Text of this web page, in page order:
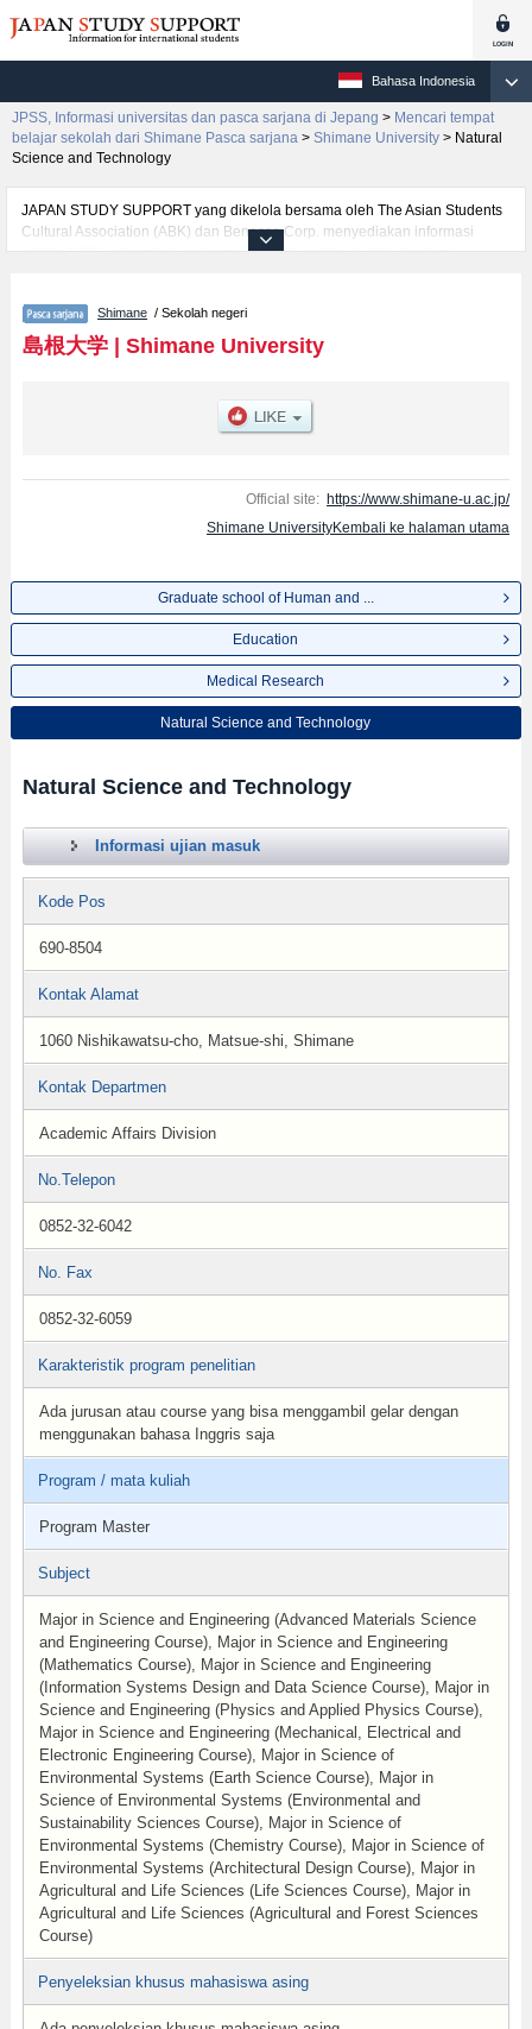
Bahasa Indonesia
JPSS, Informasi universitas dan pasca sarjana di Jepang > Mencari tempat
belajar sekolah dari Shimane Pasca sarjana > Shimane University > Natural
Science and Technology
JAPAN STUDY SUPPORT yang dikelola bersama oleh The Asian Students
Cultural Association (ABK) dan Benesse Corp. menyediakan informasi
sekitar 1300 universitas, pascasarjana, universitas yunior, akademi
per jurusan riset seperti %% research %%, serta berbagai informasi yang
berguna bagi mahasiswa(i) mancanegara seperti kuota untuk jumlah
pendaftar dan jumlah kelulusan ujian masuk mahasiswa(i) mancanegara,
lainnya. Silakan memanfaatkannya.
Shimane / Sekolah negeri
島根大学| Shimane University
Official site: https://www.shimane-u.ac.jp/
Shimane UniversityKembali ke halaman utama
Graduate school of Human and ...
Education
Medical Research
Natural Science and Technology
Natural Science and Technology
Informasi ujian masuk
Kode Pos
690-8504
Kontak Alamat
1060 Nishikawatsu-cho, Matsue-shi, Shimane
Kontak Departmen
Academic Affairs Division
No.Telepon
0852-32-6042
No. Fax
0852-32-6059
Karakteristik program penelitian
Ada jurusan atau course yang bisa menggambil gelar dengan
menggunakan bahasa Inggris saja
Program / mata kuliah
Program Master
Subject
Major in Science and Engineering (Advanced Materials Science
and Engineering Course), Major in Science and Engineering
(Mathematics Course), Major in Science and Engineering
(Information Systems Design and Data Science Course), Major in
Science and Engineering (Physics and Applied Physics Course),
Major in Science and Engineering (Mechanical, Electrical and
Electronic Engineering Course), Major in Science of
Environmental Systems (Earth Science Course), Major in
Science of Environmental Systems (Environmental and
Sustainability Sciences Course), Major in Science of
Environmental Systems (Chemistry Course), Major in Science of
Environmental Systems (Architectural Design Course), Major in
Agricultural and Life Sciences (Life Sciences Course), Major in
Agricultural and Life Sciences (Agricultural and Forest Sciences
Course)
Penyeleksian khusus mahasiswa asing